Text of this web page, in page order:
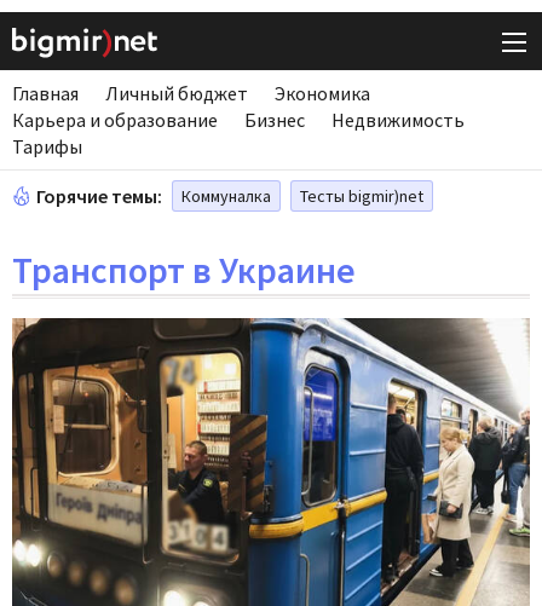
Главная Личный бюджет
Экономика
Карьера и образование
Бизнес
Недвижимость
Тарифы
Горячие темы: Коммуналка Тесты bigmir)net
Транспорт в Украине